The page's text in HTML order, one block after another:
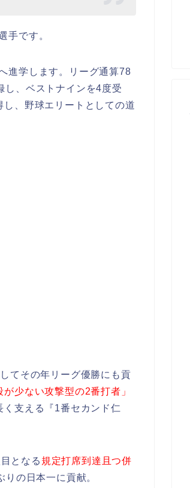
手です。
進学します。リーグ通算78
、ベストナインを4度受
、野球エリートとしての道
てその年リーグ優勝にも貢
が少ない攻撃型の2番打者」
支える『1番セカンド仁
となる 規定打席到達且つ併
の日本一に貢献。